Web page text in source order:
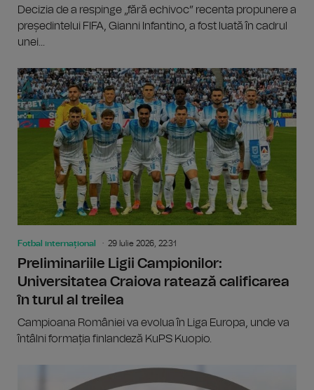
Decizia de a respinge „fără echivoc” recenta propunere a
președintelui FIFA, Gianni Infantino, a fost luată în cadrul
unei...
Fotbal internațional 29 Iulie 2026, 22:31
Preliminariile Ligii Campionilor:
Universitatea Craiova ratează calificarea
în turul al treilea
Campioana României va evolua în Liga Europa, unde va
întâlni formația finlandeză KuPS Kuopio.